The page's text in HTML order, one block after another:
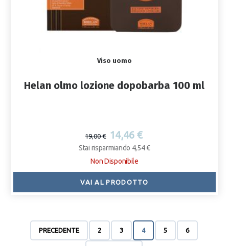
Viso uomo
Helan olmo lozione dopobarba 100 ml
19,00 € 14,46 €
Stai risparmiando 4,54 €
Non Disponibile
VAI AL PRODOTTO
PRECEDENTE 2 3 4 5 6